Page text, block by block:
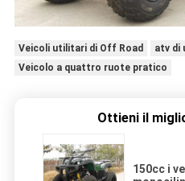
Veicoli utilitari di Off Road
atv di
Veicolo a quattro ruote pratico
Ottieni il
150cc i